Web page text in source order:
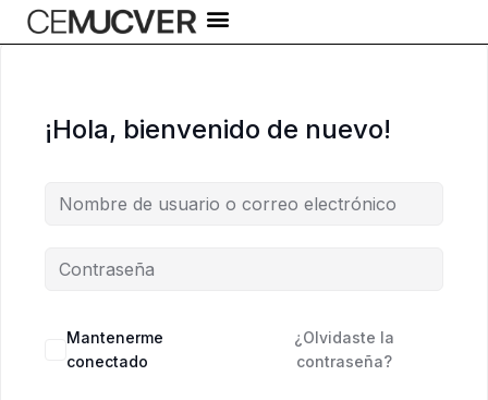
al
¡Hola, bienvenido de nuevo!
Alternative:
Mantenerme
conectado
¿Olvidaste la
contraseña?